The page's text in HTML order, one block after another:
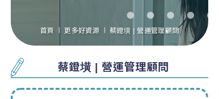
首頁 更多好資源 蔡鐙墴 | 營運管理顧問
蔡鐙墴 | 營運管理顧問